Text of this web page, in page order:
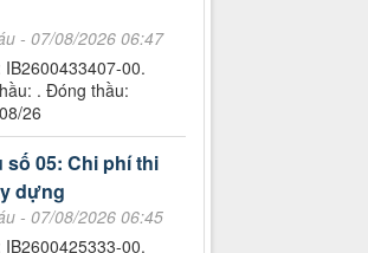
- 07/08/2026 06:47
IB2600433407-00.
. Đóng thầu:
26
số 05: Chi phí thi
dựng
- 07/08/2026 06:45
IB2600425333-00.